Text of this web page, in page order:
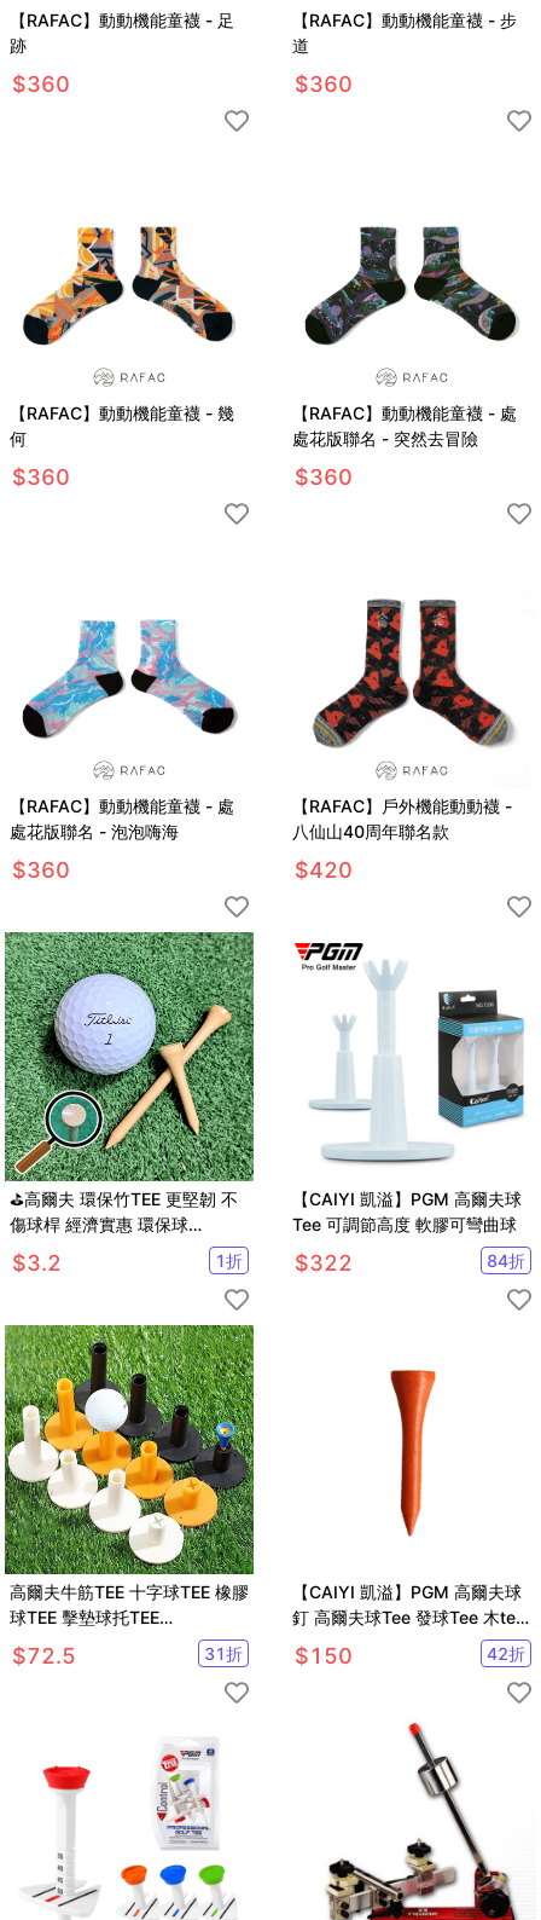
【RAFAC】動動機能童襪 - 足
跡
$360
【RAFAC】動動機能童襪 - 步
道
$360
【RAFAC】動動機能童襪 - 幾
何
$360
【RAFAC】動動機能童襪 - 處
處花版聯名 - 突然去冒險
$360
【RAFAC】動動機能童襪 - 處
處花版聯名 - 泡泡嗨海
$360
【RAFAC】戶外機能動動襪 -
八仙山40周年聯名款
$420
⛳高爾夫 環保竹TEE 更堅韌 不
傷球桿 經濟實惠 環保球
TEE【GF02012】
$3.2 1折
【CAIYI 凱溢】PGM 高爾夫球
Tee 可調節高度 軟膠可彎曲球
$322 84折
高爾夫牛筋TEE 十字球TEE 橡膠
球TEE 擊墊球托TEE
【GF02015】
$72.5 31折
【CAIYI 凱溢】PGM 高爾夫球
釘 高爾夫球Tee 發球Tee 木tee
球座 10入
$150 42折